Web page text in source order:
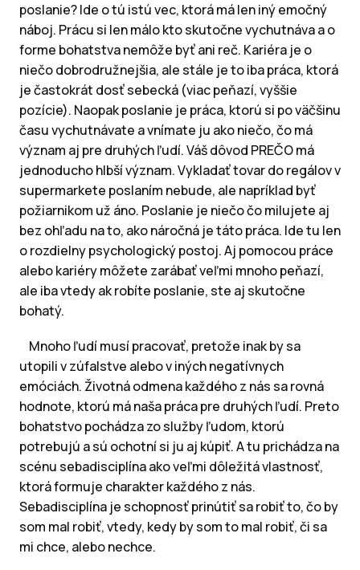
poslanie? Ide o tú istú vec, ktorá má len iný emočný
náboj. Prácu si len málo kto skutočne vychutnáva a o
forme bohatstva nemôže byť ani reč. Kariéra je o
niečo dobrodružnejšia, ale stále je to iba práca, ktorá
je častokrát dosť sebecká (viac peňazí, vyššie
pozície). Naopak poslanie je práca, ktorú si po väčšinu
času vychutnávate a vnímate ju ako niečo, čo má
význam aj pre druhých ľudí. Váš dôvod PREČO má
jednoducho hlbší význam. Vykladať tovar do regálov v
supermarkete poslaním nebude, ale napríklad byť
požiarnikom už áno. Poslanie je niečo čo milujete aj
bez ohľadu na to, ako náročná je táto práca. Ide tu len
o rozdielny psychologický postoj. Aj pomocou práce
alebo kariéry môžete zarábať veľmi mnoho peňazí,
ale iba vtedy ak robíte poslanie, ste aj skutočne
bohatý.
Mnoho ľudí musí pracovať, pretože inak by sa
utopili v zúfalstve alebo v iných negatívnych
emóciách. Životná odmena každého z nás sa rovná
hodnote, ktorú má naša práca pre druhých ľudí. Preto
bohatstvo pochádza zo služby ľudom, ktorú
potrebujú a sú ochotní si ju aj kúpiť. A tu prichádza na
scénu sebadisciplína ako veľmi dôležitá vlastnosť,
ktorá formuje charakter každého z nás.
Sebadisciplína je schopnosť prinútiť sa robiť to, čo by
som mal robiť, vtedy, kedy by som to mal robiť, či sa
mi chce, alebo nechce.